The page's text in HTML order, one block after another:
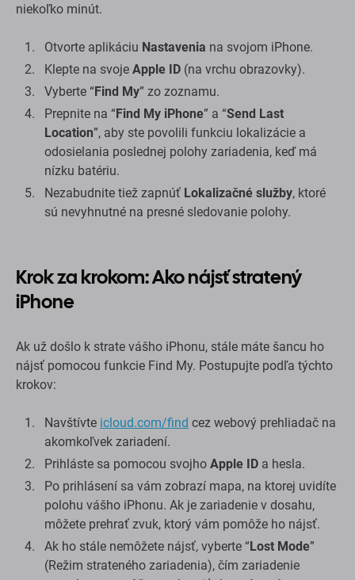
niekoľko minút.
Otvorte aplikáciu Nastavenia na svojom iPhone.
Klepte na svoje Apple ID (na vrchu obrazovky).
Vyberte “Find My” zo zoznamu.
Prepnite na “Find My iPhone” a “Send Last
Location”, aby ste povolili funkciu lokalizácie a
odosielania poslednej polohy zariadenia, keď má
nízku batériu.
Nezabudnite tiež zapnúť Lokalizačné služby, ktoré
sú nevyhnutné na presné sledovanie polohy.
Krok za krokom: Ako nájsť stratený
iPhone
Ak už došlo k strate vášho iPhonu, stále máte šancu ho
nájsť pomocou funkcie Find My. Postupujte podľa týchto
krokov:
Navštívte icloud.com/find cez webový prehliadač na
akomkoľvek zariadení.
Prihláste sa pomocou svojho Apple ID a hesla.
Po prihlásení sa vám zobrazí mapa, na ktorej uvidíte
polohu vášho iPhonu. Ak je zariadenie v dosahu,
môžete prehrať zvuk, ktorý vám pomôže ho nájsť.
Ak ho stále nemôžete nájsť, vyberte “Lost Mode”
(Režim strateného zariadenia), čím zariadenie